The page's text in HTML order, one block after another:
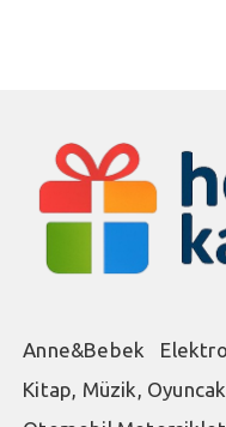
Anne&Bebek
Kitap, Müzik,